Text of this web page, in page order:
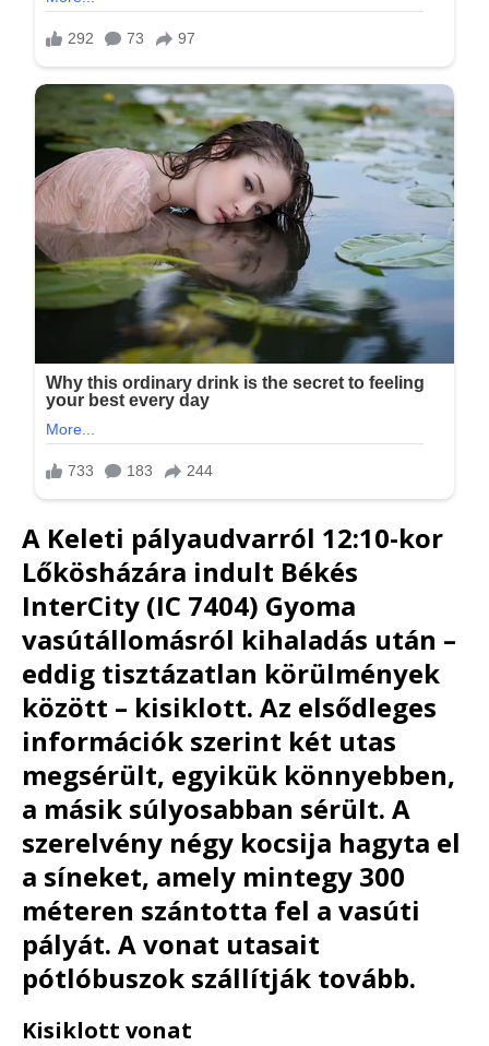
A Keleti pályaudvarról 12:10-kor
Lőkösházára indult Békés
InterCity (IC 7404) Gyoma
vasútállomásról kihaladás után –
eddig tisztázatlan körülmények
között – kisiklott. Az elsődleges
információk szerint két utas
megsérült, egyikük könnyebben,
a másik súlyosabban sérült. A
szerelvény négy kocsija hagyta el
a síneket, amely mintegy 300
méteren szántotta fel a vasúti
pályát. A vonat utasait
pótlóbuszok szállítják tovább.
Kisiklott vonat